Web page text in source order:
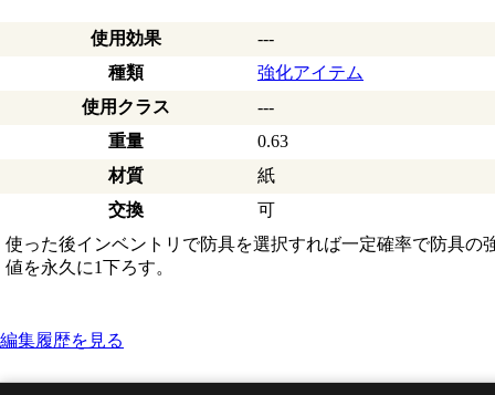
使用効果
---
種類
強化アイテム
使用クラス
---
重量
0.63
材質
紙
交換
可
使った後インベントリで防具を選択すれば一定確率で防具の
値を永久に1下ろす。
編集履歴を見る